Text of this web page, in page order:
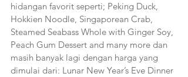
hidangan favorit seperti; Peking Duck,
Hokkien Noodle, Singaporean Crab,
Steamed Seabass Whole with Ginger Soy,
Peach Gum Dessert and many more dan
masih banyak lagi dengan harga yang
dimulai dari: Lunar New Year’s Eve Dinner